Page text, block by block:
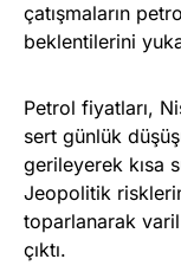
çatışmaların
beklentilerini
Petrol fiyatları,
sert günlük
gerileyerek kısa
Jeopolitik
toparlanarak
çıktı.